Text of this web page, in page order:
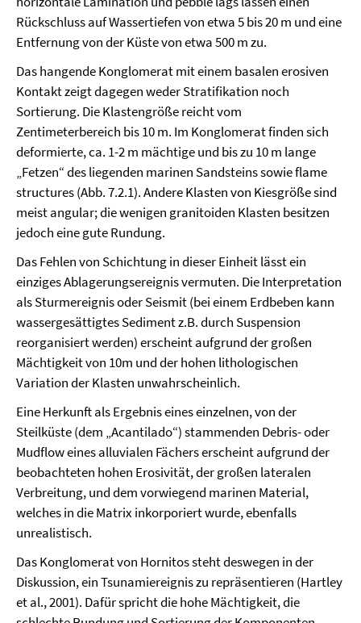
Rückschluss auf Wassertiefen von etwa 5 bis 20 m und eine
Entfernung von der Küste von etwa 500 m zu.
Das hangende Konglomerat mit einem basalen erosiven
Kontakt zeigt dagegen weder Stratifikation noch
Sortierung. Die Klastengröße reicht vom
Zentimeterbereich bis 10 m. Im Konglomerat finden sich
deformierte, ca. 1-2 m mächtige und bis zu 10 m lange
„Fetzen“ des liegenden marinen Sandsteins sowie flame
structures (Abb. 7.2.1). Andere Klasten von Kiesgröße sind
meist angular; die wenigen granitoiden Klasten besitzen
jedoch eine gute Rundung.
Das Fehlen von Schichtung in dieser Einheit lässt ein
einziges Ablagerungsereignis vermuten. Die Interpretation
als Sturmereignis oder Seismit (bei einem Erdbeben kann
wassergesättigtes Sediment z.B. durch Suspension
reorganisiert werden) erscheint aufgrund der großen
Mächtigkeit von 10m und der hohen lithologischen
Variation der Klasten unwahrscheinlich.
Eine Herkunft als Ergebnis eines einzelnen, von der
Steilküste (dem „Acantilado“) stammenden Debris- oder
Mudflow eines alluvialen Fächers erscheint aufgrund der
beobachteten hohen Erosivität, der großen lateralen
Verbreitung, und dem vorwiegend marinen Material,
welches in die Matrix inkorporiert wurde, ebenfalls
unrealistisch.
Das Konglomerat von Hornitos steht deswegen in der
Diskussion, ein Tsunamiereignis zu repräsentieren (Hartley
et al., 2001). Dafür spricht die hohe Mächtigkeit, die